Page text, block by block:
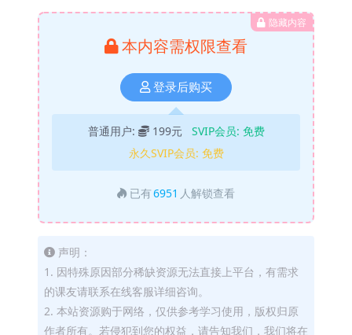
隐藏内容
本内容需权限查看
登录后购买
普通用户: 199元 SVIP会员: 免费
永久SVIP会员: 免费
已有6951 人解锁查看
声明：
1. 因特殊原因部分稀缺资源无法直接上平台，有需求
的课友请联系在线客服详细咨询。
2. 本站资源购于网络，仅供参考学习使用，版权归原
作者所有。若侵犯到您的权益，请告知我们，我们将在